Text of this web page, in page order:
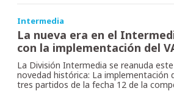
Intermedia
La nueva era en el
con la implementación del
La División Intermedia se reanuda
novedad histórica: La implementación
tres partidos de la fecha 12 de la